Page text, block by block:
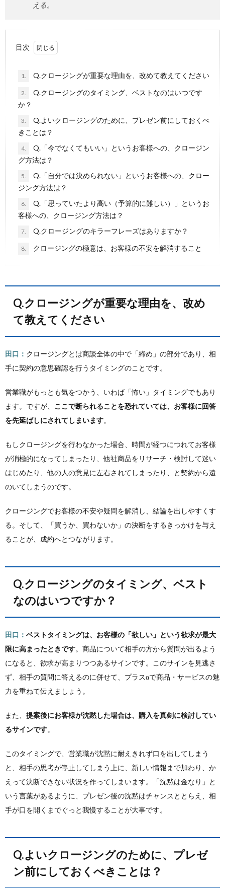
える。
目次
1. Q.クロージングが重要な理由を、改めて教えてください
2.
Q.クロージングのタイミング、ベストなのはいつです
か？
3.
Q.よいクロージングのために、プレゼン前にしておくべ
きことは？
4.
Q.「今でなくてもいい」というお客様への、クロージン
グ方法は？
5.
Q.「自分では決められない」というお客様への、クロー
ジング方法は？
6.
Q.「思っていたより高い（予算的に難しい）」というお
客様への、クロージング方法は？
7. Q.クロージングのキラーフレーズはありますか？
8. クロージングの極意は、お客様の不安を解消すること
Q.クロージングが重要な理由を、改め
て教えてください
田口： クロージングとは商談全体の中で「締め」の部分であり、相
手に契約の意思確認を行うタイミングのことです。
営業職がもっとも気をつかう、いわば「怖い」タイミングでもあり
ます。ですが、 ここで断られることを恐れていては、お客様に回答
を先延ばしにされてしまいます。
もしクロージングを行わなかった場合、時間が経つにつれてお客様
が消極的になってしまったり、他社商品をリサーチ・検討して迷い
はじめたり、他の人の意見に左右されてしまったり、と契約から遠
のいてしまうのです。
クロージングでお客様の不安や疑問を解消し、結論を出しやすくす
る。そして、「買うか、買わないか」の決断をするきっかけを与え
ることが、成約へとつながります。
Q.クロージングのタイミング、ベスト
なのはいつですか？
田口： ベストタイミングは、お客様の「欲しい」という欲求が最大
限に高まったときです。商品について相手の方から質問が出るよう
になると、欲求が高まりつつあるサインです。このサインを見逃さ
ず、相手の質問に答えるのに併せて、プラスαで商品・サービスの魅
力を重ねて伝えましょう。
また、 提案後にお客様が沈黙した場合は、購入を真剣に検討してい
るサインです。
このタイミングで、営業職が沈黙に耐えきれず口を出してしまう
と、相手の思考が停止してしまう上に、新しい情報まで加わり、か
えって決断できない状況を作ってしまいます。「沈黙は金なり」と
いう言葉があるように、プレゼン後の沈黙はチャンスととらえ、相
手が口を開くまでぐっと我慢することが大事です。
Q.よいクロージングのために、プレゼ
ン前にしておくべきことは？